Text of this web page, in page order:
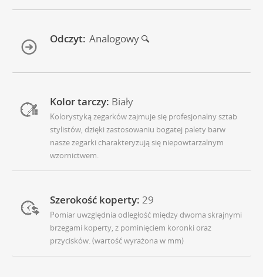
Odczyt: Analogowy
Kolor tarczy: Biały
Kolorystyką zegarków zajmuje się profesjonalny sztab
stylistów, dzięki zastosowaniu bogatej palety barw
nasze zegarki charakteryzują się niepowtarzalnym
wzornictwem.
Szerokość koperty: 29
Pomiar uwzględnia odległość między dwoma skrajnymi
brzegami koperty, z pominięciem koronki oraz
przycisków. (wartość wyrażona w mm)